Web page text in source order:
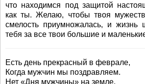
что находимся под защитой
как ты. Желаю, чтобы твоя
смелость приумножалась, и жизнь
тебя за все твои большие и
Есть день прекрасный в феврале,
Когда мужчин мы поздравляем.
Нет «Дня мужчины» на земле,